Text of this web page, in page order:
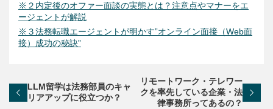
※２内定後のオファー面談の実態とは？注意点やマナーをエ
ージェントが解説
※３法務転職エージェントが明かす”オンライン面接（Web面
接）成功の秘訣”
LLM留学は法務部員のキャ
リアアップに役立つか？
リモートワーク・テレワー
クを率先している企業・法
律事務所ってあるの？